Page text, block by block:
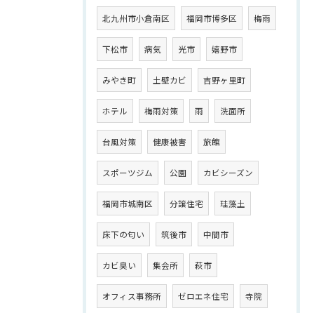
北九州市小倉南区 福岡市博多区 梅雨
下松市 病気 光市 嬉野市
みやき町 土壁カビ 吉野ヶ里町
ホテル 梅雨対策 雨 洗面所
台風対策 健康被害 旅館
スポーツジム 公園 カビシーズン
福岡市城南区 分譲住宅 珪藻土
床下の匂い 筑後市 中間市
カビ臭い 集会所 萩市
オフィス事務所 ゼロエネ住宅 寺院